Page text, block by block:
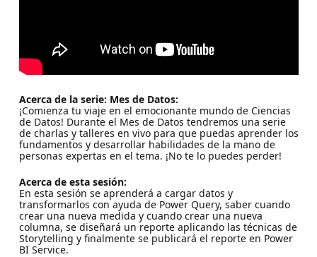
Acerca de la serie: Mes de Datos:
¡Comienza tu viaje en el emocionante mundo de Ciencias
de Datos! Durante el Mes de Datos tendremos una serie
de charlas y talleres en vivo para que puedas aprender los
fundamentos y desarrollar habilidades de la mano de
personas expertas en el tema. ¡No te lo puedes perder!
Acerca de esta sesión:
En esta sesión se aprenderá a cargar datos y
transformarlos con ayuda de Power Query, saber cuando
crear una nueva medida y cuando crear una nueva
columna, se diseñará un reporte aplicando las técnicas de
Storytelling y finalmente se publicará el reporte en Power
BI Service.